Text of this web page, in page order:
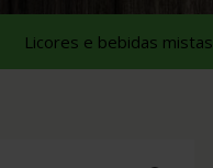
Licores e bebidas mistas